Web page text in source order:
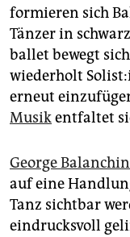
formieren sich
Tänzer in
ballet bewegt
wiederholt
erneut
Musikentfaltet
George
auf eine
Tanz sichtbar
eindrucksvoll